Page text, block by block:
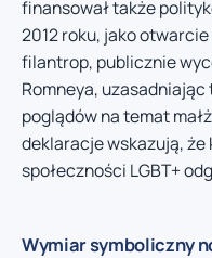
finansował także
2012 roku, jako
filantrop, publicznie
Romneya,
poglądów na temat
deklaracje wskazują,
społeczności LGBT+
Wymiar symboliczny